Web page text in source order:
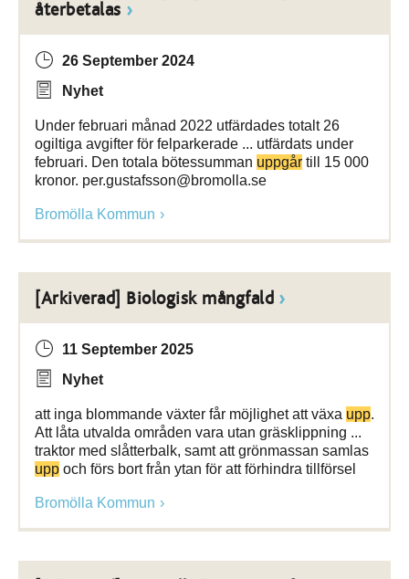
återbetalas
26 September 2024
Nyhet
Under februari månad 2022 utfärdades totalt 26
ogiltiga avgifter för felparkerade ... utfärdats under
februari. Den totala bötessumman uppgår till 15 000
kronor. per.gustafsson@bromolla.se
Bromölla Kommun
[Arkiverad] Biologisk mångfald
11 September 2025
Nyhet
att inga blommande växter får möjlighet att växa upp.
Att låta utvalda områden vara utan gräsklippning ...
traktor med slåtterbalk, samt att grönmassan samlas
upp och förs bort från ytan för att förhindra tillförsel
Bromölla Kommun